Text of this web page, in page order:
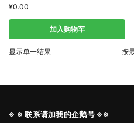
¥0.00
加入购物车
显示单一结果
※ ※ 联系请加我的企鹅号 ※※